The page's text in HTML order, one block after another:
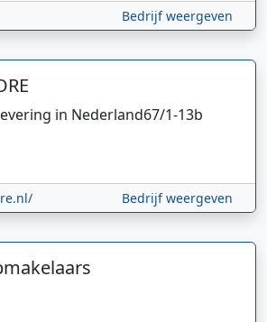
Bedrijf weergeven
in Nederland67/1-13b
Bedrijf weergeven